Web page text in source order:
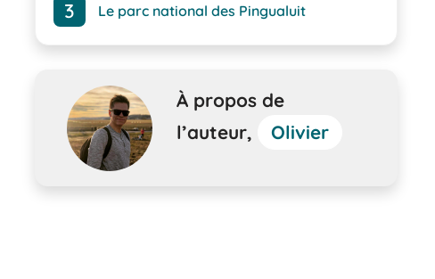
Le parc national des Pingualuit
À propos de
l’auteur,
Olivier